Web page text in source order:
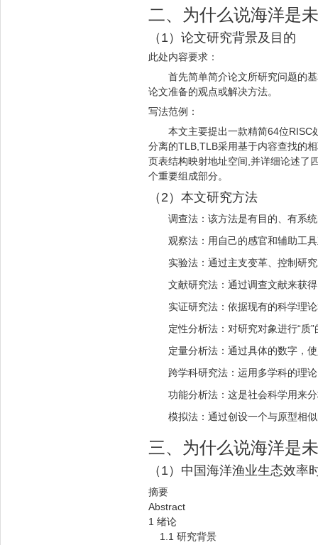
二、为什么说海洋是
（1）论文研究背景及目的
此处内容要求：
首先简单简介论文所研究问题的
论文准备的观点或解决方法。
写法范例：
本文主要提出一款精简64位RISC
分离的TLB,TLB采用基于内容查找的
页表结构映射地址空间,并详细论述了
个重要组成部分。
（2）本文研究方法
调查法：该方法是有目的、有系
观察法：用自己的感官和辅助工
实验法：通过主支变革、控制研
文献研究法：通过调查文献来获
实证研究法：依据现有的科学理
定性分析法：对研究对象进行“质
定量分析法：通过具体的数字，
跨学科研究法：运用多学科的理
功能分析法：这是社会科学用来
模拟法：通过创设一个与原型相
三、为什么说海洋是
（1）中国海洋渔业生态效
摘要
Abstract
1 绪论
1.1 研究背景